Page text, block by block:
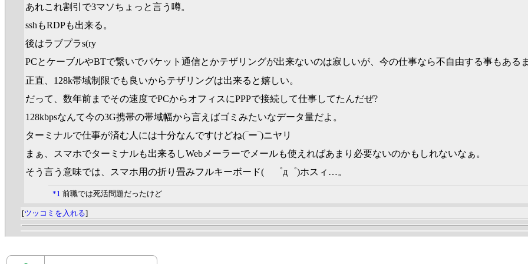
あれこれ割引で3マソちょっと言う噂。
sshもRDPも出来る。
後はラブプラs(ry
PCとケーブルやBTで繋いでパケット通信とかテザリングが出来ないのは寂しいが、今の仕事なら不自由する事もあるま
正直、128k帯域制限でも良いからテザリングは出来ると嬉しい。
だって、数年前までその速度でPCからオフィスにPPPで接続して仕事してたんだぜ?
128kbpsなんて今の3G携帯の帯域幅から言えばゴミみたいなデータ量だよ。
ターミナルで仕事が済む人には十分なんですけどね(‾ー‾)ニヤリ
まぁ、スマホでターミナルも出来るしWebメーラーでメールも使えればあまり必要ないのかもしれないなぁ。
そう言う意味では、スマホ用の折り畳みフルキーボード( ゜д゜)ホスィ…。
*1 前職では死活問題だったけど
[ツッコミを入れる]